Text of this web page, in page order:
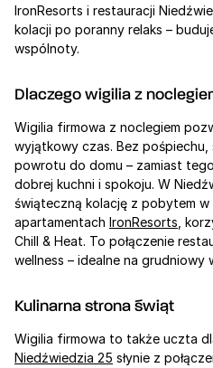
IronResorts i restauracji
kolacji po poranny relaks –
wspólnoty.
Dlaczego wigilia z
Wigilia firmowa z noclegiem
wyjątkowy czas. Bez pośpiechu,
powrotu do domu – zamiast
dobrej kuchni i spokoju. W
świąteczną kolację z pobytem
apartamentach IronResorts ,
Chill & Heat. To połączenie
wellness – idealne na grudniowy
Kulinarna strona świąt
Niedźwiedzia 25 słynie z